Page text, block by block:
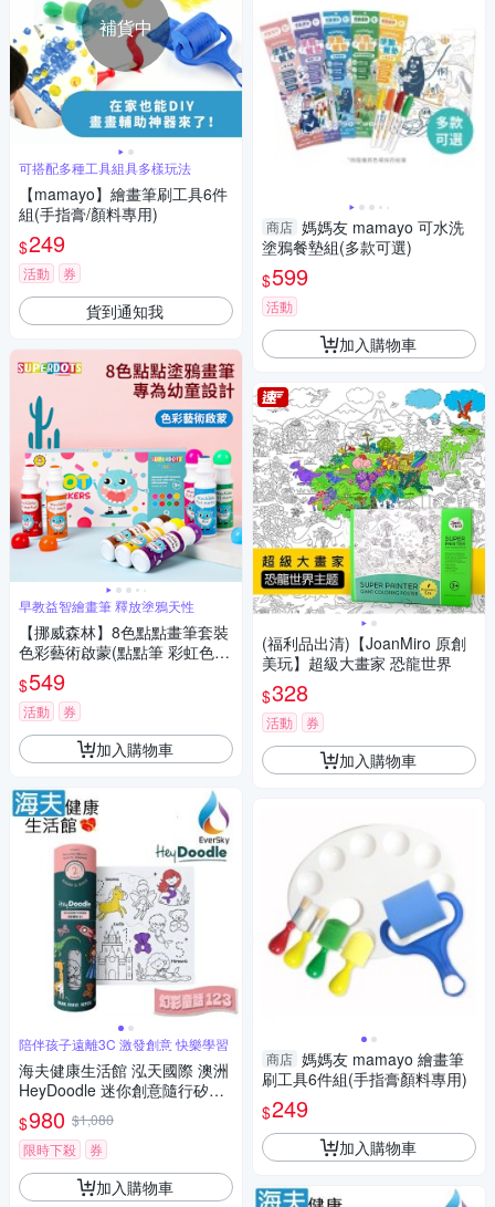
補貨中
可搭配多種工具組具多樣玩法
【mamayo】繪畫筆刷工具6件
組(手指膏/顏料專用)
$249
活動 券
貨到通知我
早教益智繪畫筆 釋放塗鴉天性
【挪威森林】8色點點畫筆套裝
色彩藝術啟蒙(點點筆 彩虹色
彩色筆 畫畫筆 塗鴉筆)
$549
活動 券
加入購物車
陪伴孩子遠離3C 激發創意 快樂學習
海夫健康生活館 泓天國際 澳洲
HeyDoodle 迷你創意隨行矽膠
畫墊 幻彩童話 123
$980 $1,080
限時下殺
券
加入購物車
商店 媽媽友 mamayo 可水洗
塗鴉餐墊組(多款可選)
$599
活動
加入購物車
(福利品出清)【JoanMiro 原創
美玩】超級大畫家 恐龍世界
$328
活動 券
加入購物車
商店 媽媽友 mamayo 繪畫筆
刷工具6件組(手指膏顏料專用)
$249
加入購物車